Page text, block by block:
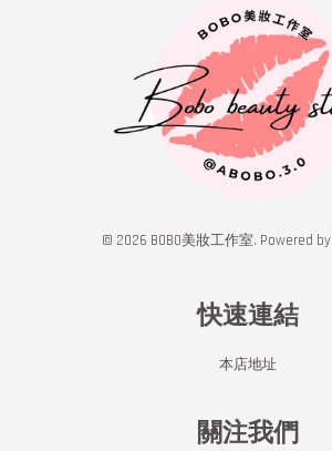
© 2026 BOBO美妝工作室. Powered by
快速連結
本店地址
關注我們